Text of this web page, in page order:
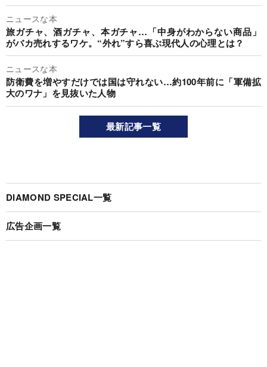
ニュースな本
旅ガチャ、酒ガチャ、本ガチャ…「中身がわからない商品」
がバカ売れするワケ。“外れ”すら喜ぶ現代人の心理とは？
ニュースな本
防衛費を増やすだけでは国は守れない…約100年前に「軍備拡
大のワナ」を見抜いた人物
最新記事一覧
DIAMOND SPECIAL一覧
広告企画一覧